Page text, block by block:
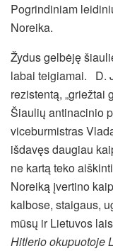
Pogrindiniam
Noreika.
Žydus gelbėję
labai teigiamai. D.
rezistentą, „griežtai
Šiaulių antinacinio
viceburmistras
išdavęs daugiau
ne kartą teko
Noreiką įvertino
kalbose, staigaus,
mūsų ir Lietuvos
Hitlerio okupuotoje